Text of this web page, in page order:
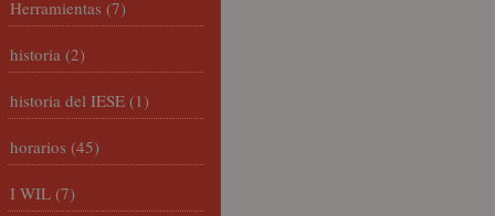
Herramientas (7)
historia (2)
historia del IESE (1)
horarios (45)
I WIL (7)